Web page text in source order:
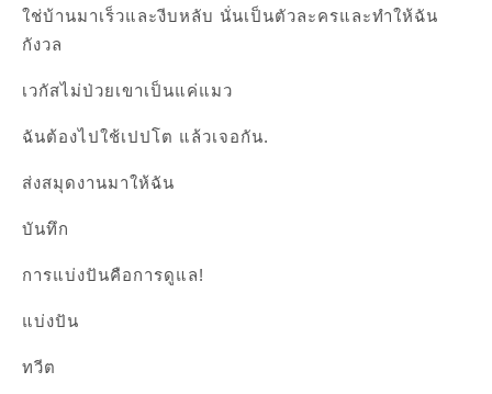
ใช่บ้านมาเร็วและงีบหลับ นั่นเป็นตัวละครและทำให้ฉัน
กังวล
เวกัสไม่ป่วยเขาเป็นแค่แมว
ฉันต้องไปใช้เปปโต แล้วเจอกัน.
ส่งสมุดงานมาให้ฉัน
บันทึก
การแบ่งปันคือการดูแล!
แบ่งปัน
ทวีต